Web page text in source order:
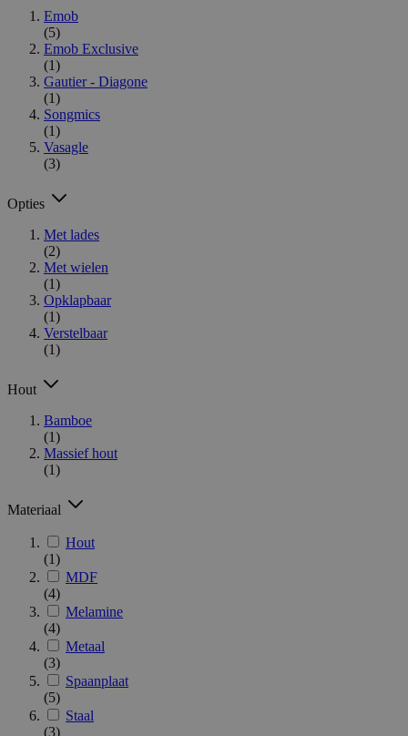
Emob
(5)
Emob Exclusive
(1)
Gautier - Diagone
(1)
Songmics
(1)
Vasagle
(3)
Opties
Met lades
(2)
Met wielen
(1)
Opklapbaar
(1)
Verstelbaar
(1)
Hout
Bamboe
(1)
Massief hout
(1)
Materiaal
Hout
(1)
MDF
(4)
Melamine
(4)
Metaal
(3)
Spaanplaat
(5)
Staal
(3)